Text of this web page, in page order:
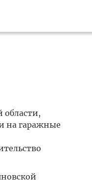
области,
на гаражные